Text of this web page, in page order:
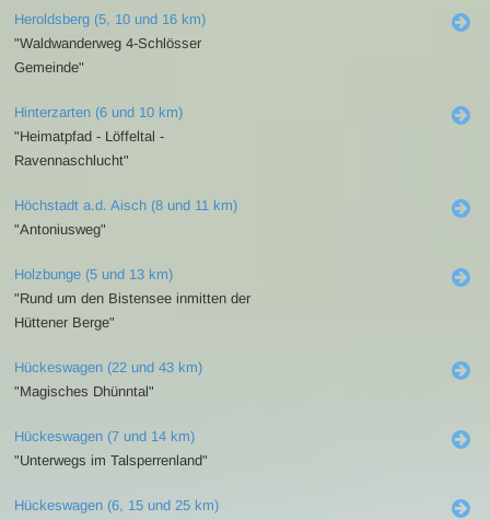
Heroldsberg (5, 10 und 16 km)
"Waldwanderweg 4-Schlösser
Gemeinde"
Hinterzarten (6 und 10 km)
"Heimatpfad - Löffeltal -
Ravennaschlucht"
Höchstadt a.d. Aisch (8 und 11 km)
"Antoniusweg"
Holzbunge (5 und 13 km)
"Rund um den Bistensee inmitten der
Hüttener Berge"
Hückeswagen (22 und 43 km)
"Magisches Dhünntal"
Hückeswagen (7 und 14 km)
"Unterwegs im Talsperrenland"
Hückeswagen (6, 15 und 25 km)